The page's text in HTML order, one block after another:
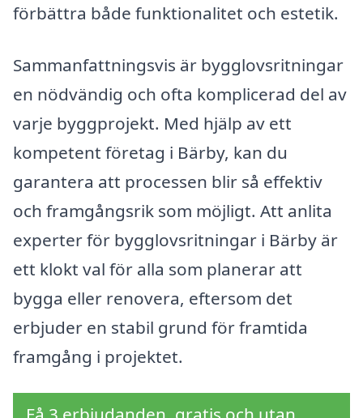
förbättra både funktionalitet och estetik.
Sammanfattningsvis är bygglovsritningar
en nödvändig och ofta komplicerad del av
varje byggprojekt. Med hjälp av ett
kompetent företag i Bärby, kan du
garantera att processen blir så effektiv
och framgångsrik som möjligt. Att anlita
experter för bygglovsritningar i Bärby är
ett klokt val för alla som planerar att
bygga eller renovera, eftersom det
erbjuder en stabil grund för framtida
framgång i projektet.